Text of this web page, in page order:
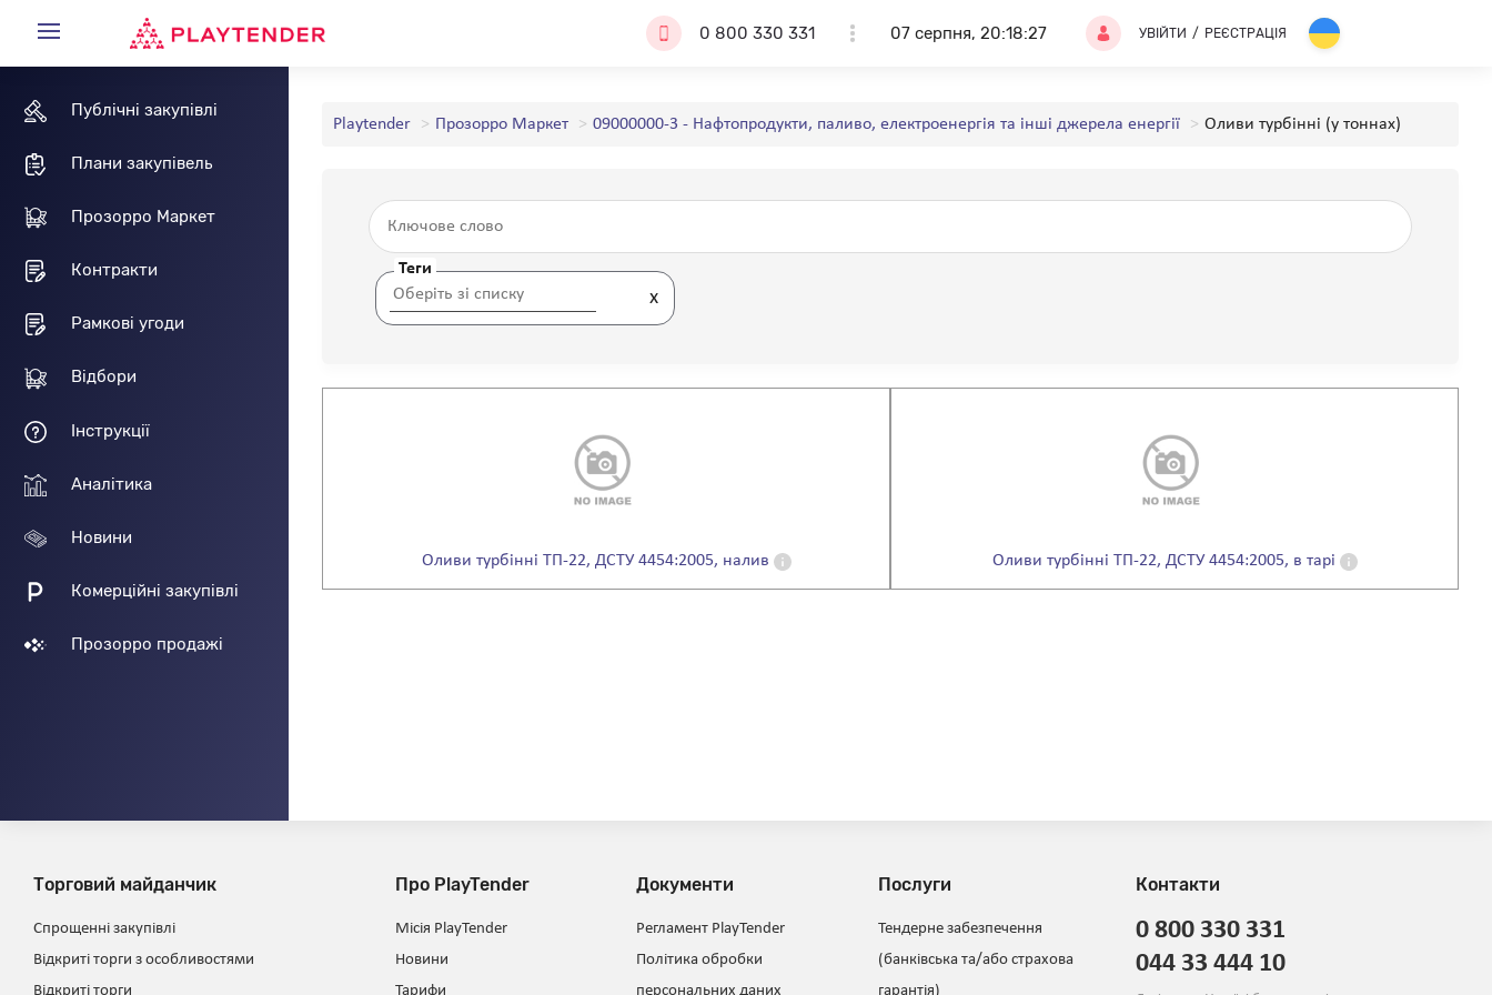
0 800 330 331 07 серпня, 20:18:27 УВІЙТИ / РЕЄСТРАЦІЯ
Публічні закупівлі
Плани закупівель
Прозорро Маркет
Контракти
Рамкові угоди
Відбори
Інструкції
Аналітика
Новини
Комерційні закупівлі
Прозорро продажі
Playtender Прозорро Маркет 09000000-3 - Нафтопродукти, паливо, електроенергія та інші джерела енергії Оливи турбінні (у тоннах)
Теги
x
Оливи турбінні ТП-22, ДСТУ 4454:2005, налив Оливи турбінні ТП-22, ДСТУ 4454:2005, в тарі
Про PlayTender
Місія PlayTender
Новини
Тарифи
Торговий майданчик
Спрощенні закупівлі
Відкриті торги з особливостями
Відкриті торги
Документи
Регламент PlayTender
Політика обробки
персональних даних
Послуги
Тендерне забезпечення
(банківська та/або страхова
гарантія)
Контакти
0 800 330 331
044 33 444 10